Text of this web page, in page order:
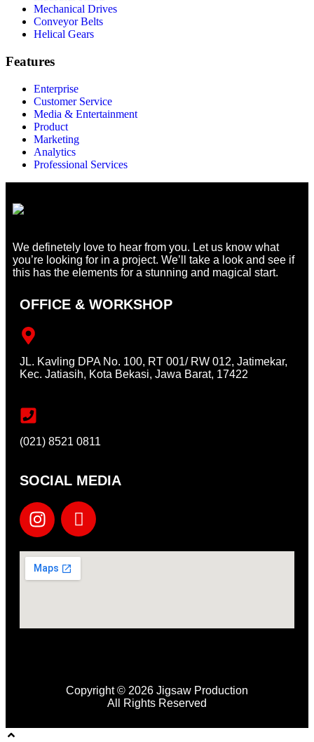
Mechanical Drives
Conveyor Belts
Helical Gears
Features
Enterprise
Customer Service
Media & Entertainment
Product
Marketing
Analytics
Professional Services
We definetely love to hear from you. Let us know what
you’re looking for in a project. We’ll take a look and see if
this has the elements for a stunning and magical start.
OFFICE & WORKSHOP
JL. Kavling DPA No. 100, RT 001/ RW 012, Jatimekar,
Kec. Jatiasih, Kota Bekasi, Jawa Barat, 17422
(021) 8521 0811
SOCIAL MEDIA
Copyright © 2026 Jigsaw Production
All Rights Reserved